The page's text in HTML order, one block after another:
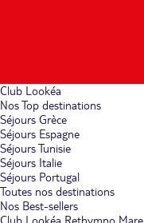
Club Lookéa
Nos Top destinations
Séjours Grèce
Séjours Espagne
Séjours Tunisie
Séjours Italie
Séjours Portugal
Toutes nos destinations
Nos Best-sellers